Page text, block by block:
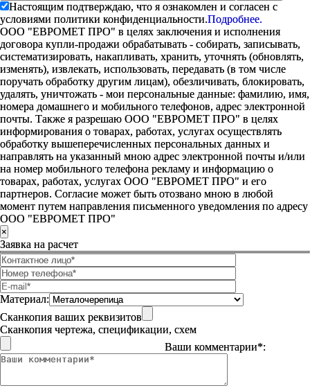
Настоящим подтверждаю, что я ознакомлен и согласен с
условиями политики конфиденциальности.Подробнее.
ООО "ЕВРОМЕТ ПРО" в целях заключения и исполнения
договора купли-продажи обрабатывать - собирать, записывать,
систематизировать, накапливать, хранить, уточнять (обновлять,
изменять), извлекать, использовать, передавать (в том числе
поручать обработку другим лицам), обезличивать, блокировать,
удалять, уничтожать - мои персональные данные: фамилию, имя,
номера домашнего и мобильного телефонов, адрес электронной
почты. Также я разрешаю ООО "ЕВРОМЕТ ПРО" в целях
информирования о товарах, работах, услугах осуществлять
обработку вышеперечисленных персональных данных и
направлять на указанный мною адрес электронной почты и/или
на номер мобильного телефона рекламу и информацию о
товарах, работах, услугах ООО "ЕВРОМЕТ ПРО" и его
партнеров. Согласие может быть отозвано мною в любой
момент путем направления письменного уведомления по адресу
ООО "ЕВРОМЕТ ПРО"
×
Заявка на расчет
Материал:
Сканкопия ваших реквизитов
Сканкопия чертежа, спецификации, схем
Ваши комментарии*: